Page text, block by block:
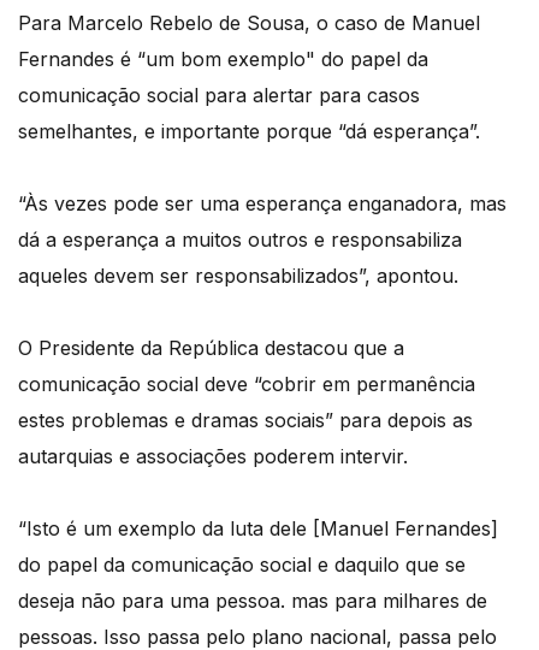
Para Marcelo Rebelo de Sousa, o caso de Manuel
Fernandes é “um bom exemplo" do papel da
comunicação social para alertar para casos
semelhantes, e importante porque “dá esperança”.
“Às vezes pode ser uma esperança enganadora, mas
dá a esperança a muitos outros e responsabiliza
aqueles devem ser responsabilizados”, apontou.
O Presidente da República destacou que a
comunicação social deve “cobrir em permanência
estes problemas e dramas sociais” para depois as
autarquias e associações poderem intervir.
“Isto é um exemplo da luta dele [Manuel Fernandes]
do papel da comunicação social e daquilo que se
deseja não para uma pessoa. mas para milhares de
pessoas. Isso passa pelo plano nacional, passa pelo